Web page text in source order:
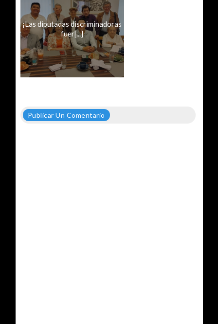
¡Las diputadas discriminadoras
fuer[...]
Publicar Un Comentario